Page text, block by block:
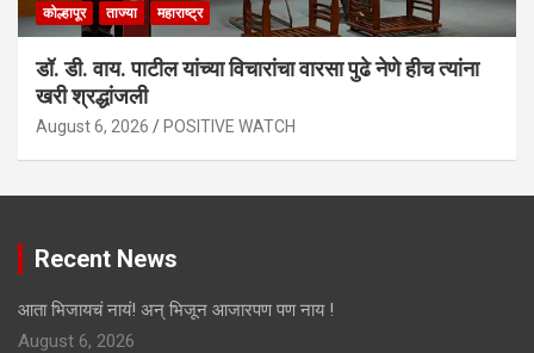
कोल्हापूर ताज्या महाराष्ट्र
डॉ. डी. वाय. पाटील यांच्या विचारांचा वारसा पुढे नेणे हीच त्यांना
खरी श्रद्धांजली
August 6, 2026 POSITIVE WATCH
Recent News
आता भिजायचं नायं! अन् भिजून आजारपण पण नाय !
August 6, 2026